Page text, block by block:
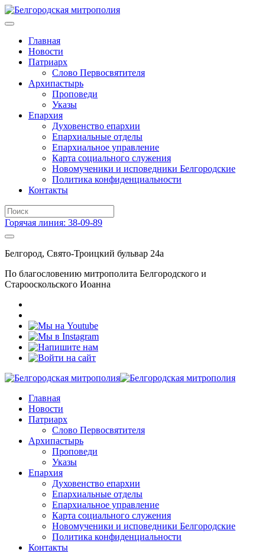
Главная
Новости
Патриарх
Слово Первосвятителя
Архипастырь
Проповеди
Указы
Епархия
Духовенство епархии
Епархиальные отделы
Епархиальное управление
Карта социального служения
Новомученики и исповедники Белгородские
Политика конфиденциальности
Контакты
Горячая линия: 38-09-89
Белгород, Свято-Троицкий бульвар 24а
По благословению митрополита Белгородского и
Старооскольского Иоанна
Главная
Новости
Патриарх
Слово Первосвятителя
Архипастырь
Проповеди
Указы
Епархия
Духовенство епархии
Епархиальные отделы
Епархиальное управление
Карта социального служения
Новомученики и исповедники Белгородские
Политика конфиденциальности
Контакты